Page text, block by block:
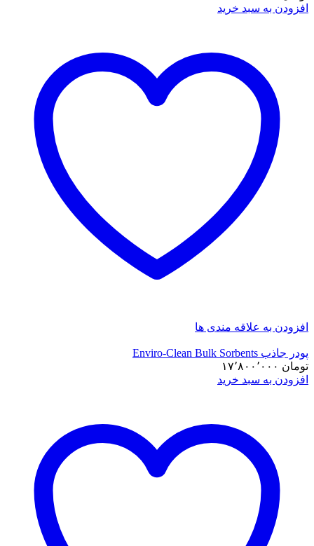
افزودن به سبد خرید
افزودن به علاقه مندی ها
پودر جاذب Enviro-Clean Bulk Sorbents
تومان
افزودن به سبد خرید